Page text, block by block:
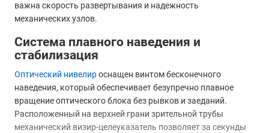
важна скорость развертывания и надежность
механических узлов.
Система плавного наведения и
стабилизация
Оптический нивелироснащен винтом бесконечного
наведения, который обеспечивает безупречно плавное
вращение оптического блока без рывков и заеданий.
Расположенный на верхней грани зрительной трубы
механический визир-целеуказатель позволяет за секунды